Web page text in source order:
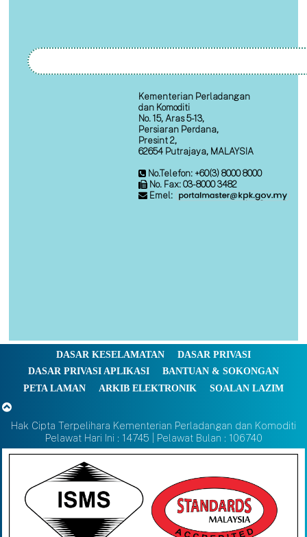
Kementerian Perladangan
dan Komoditi
No. 15, Aras 5-13,
Persiaran Perdana,
Presint 2,
62654 Putrajaya, MALAYSIA
No.Telefon: +60(3) 8000 8000
No. Fax: 03-8000 3482
Emel:
DASAR KESELAMATAN
DASAR PRIVASI
DASAR PRIVASI APLIKASI
BANTUAN & SOKONGAN
PETA LAMAN
ARKIB ELEKTRONIK SOALAN LAZIM
Hak Cipta Terpelihara Kementerian Perladangan dan Komoditi
Pelawat Hari Ini : 14745 | Pelawat Bulan : 106740